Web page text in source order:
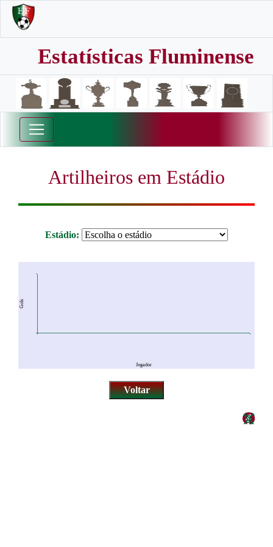
Estatísticas Fluminense
Artilheiros em Estádio
Estádio:
Jogador
Gols